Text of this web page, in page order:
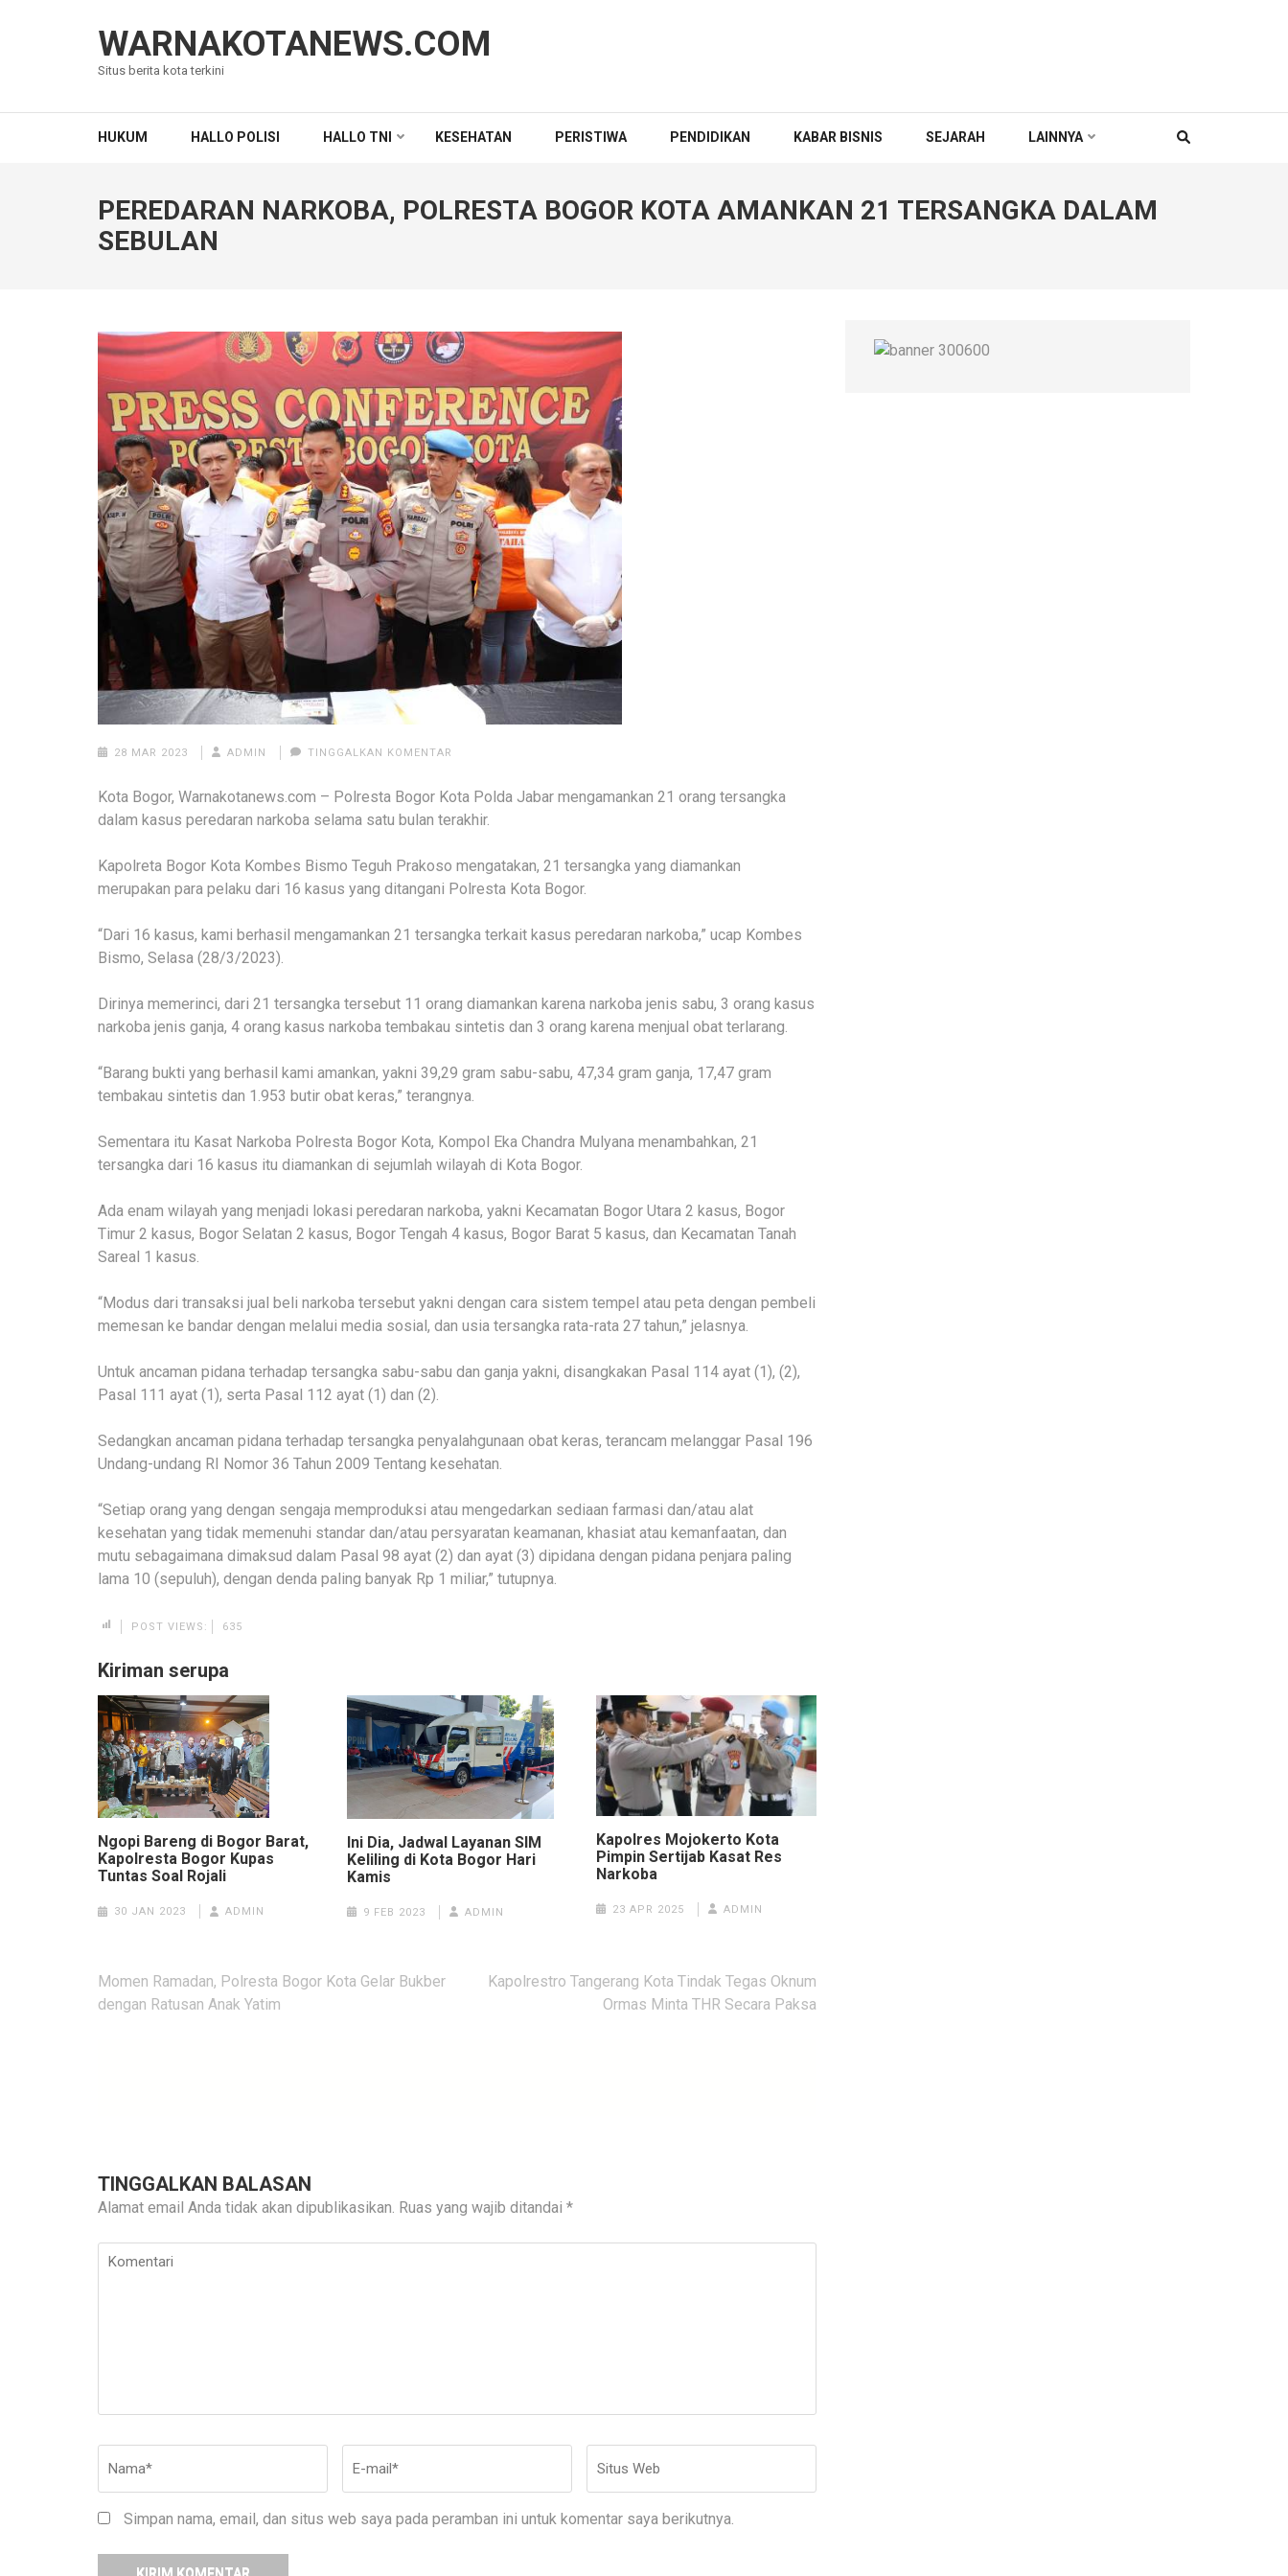
WARNAKOTANEWS.COM
Situs berita kota terkini
HUKUM HALLO POLISI HALLO TNI KESEHATAN PERISTIWA PENDIDIKAN KABAR BISNIS SEJARAH LAINNYA
PEREDARAN NARKOBA, POLRESTA BOGOR KOTA AMANKAN 21 TERSANGKA DALAM
SEBULAN
28 MAR 2023 ADMIN TINGGALKAN KOMENTAR
Kota Bogor, Warnakotanews.com – Polresta Bogor Kota Polda Jabar mengamankan 21 orang tersangka
dalam kasus peredaran narkoba selama satu bulan terakhir.
Kapolreta Bogor Kota Kombes Bismo Teguh Prakoso mengatakan, 21 tersangka yang diamankan
merupakan para pelaku dari 16 kasus yang ditangani Polresta Kota Bogor.
“Dari 16 kasus, kami berhasil mengamankan 21 tersangka terkait kasus peredaran narkoba,” ucap Kombes
Bismo, Selasa (28/3/2023).
Dirinya memerinci, dari 21 tersangka tersebut 11 orang diamankan karena narkoba jenis sabu, 3 orang kasus
narkoba jenis ganja, 4 orang kasus narkoba tembakau sintetis dan 3 orang karena menjual obat terlarang.
“Barang bukti yang berhasil kami amankan, yakni 39,29 gram sabu-sabu, 47,34 gram ganja, 17,47 gram
tembakau sintetis dan 1.953 butir obat keras,” terangnya.
Sementara itu Kasat Narkoba Polresta Bogor Kota, Kompol Eka Chandra Mulyana menambahkan, 21
tersangka dari 16 kasus itu diamankan di sejumlah wilayah di Kota Bogor.
Ada enam wilayah yang menjadi lokasi peredaran narkoba, yakni Kecamatan Bogor Utara 2 kasus, Bogor
Timur 2 kasus, Bogor Selatan 2 kasus, Bogor Tengah 4 kasus, Bogor Barat 5 kasus, dan Kecamatan Tanah
Sareal 1 kasus.
“Modus dari transaksi jual beli narkoba tersebut yakni dengan cara sistem tempel atau peta dengan pembeli
memesan ke bandar dengan melalui media sosial, dan usia tersangka rata-rata 27 tahun,” jelasnya.
Untuk ancaman pidana terhadap tersangka sabu-sabu dan ganja yakni, disangkakan Pasal 114 ayat (1), (2),
Pasal 111 ayat (1), serta Pasal 112 ayat (1) dan (2).
Sedangkan ancaman pidana terhadap tersangka penyalahgunaan obat keras, terancam melanggar Pasal 196
Undang-undang RI Nomor 36 Tahun 2009 Tentang kesehatan.
“Setiap orang yang dengan sengaja memproduksi atau mengedarkan sediaan farmasi dan/atau alat
kesehatan yang tidak memenuhi standar dan/atau persyaratan keamanan, khasiat atau kemanfaatan, dan
mutu sebagaimana dimaksud dalam Pasal 98 ayat (2) dan ayat (3) dipidana dengan pidana penjara paling
lama 10 (sepuluh), dengan denda paling banyak Rp 1 miliar,” tutupnya.
POST VIEWS: 635
Kiriman serupa
Ngopi Bareng di Bogor Barat,
Kapolresta Bogor Kupas
Tuntas Soal Rojali
30 JAN 2023 ADMIN
Ini Dia, Jadwal Layanan SIM
Keliling di Kota Bogor Hari
Kamis
9 FEB 2023 ADMIN
Kapolres Mojokerto Kota
Pimpin Sertijab Kasat Res
Narkoba
23 APR 2025 ADMIN
Navigasi
pos
Momen Ramadan, Polresta Bogor Kota Gelar Bukber
dengan Ratusan Anak Yatim
Kapolrestro Tangerang Kota Tindak Tegas Oknum
Ormas Minta THR Secara Paksa
TINGGALKAN BALASAN
Alamat email Anda tidak akan dipublikasikan. Ruas yang wajib ditandai *
Komentari
mail*
Web
Simpan nama, email, dan situs web saya pada peramban ini untuk komentar saya berikutnya.